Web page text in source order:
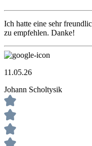
Ich hatte eine sehr
zu empfehlen. Danke!
11.05.26
Johann Scholtysik